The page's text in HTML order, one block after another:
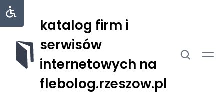
katalog firm i
serwisów
internetowych na
flebolog.rzeszow.pl